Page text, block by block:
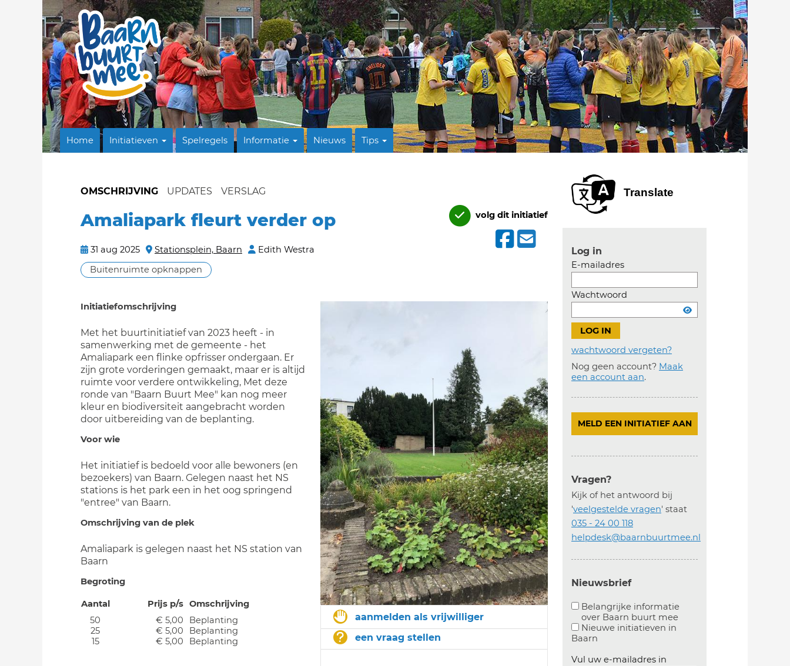
Home Initiatieven Spelregels Informatie Nieuws Tips
OMSCHRIJVING UPDATES VERSLAG
Amaliapark fleurt verder op
31 aug 2025 Stationsplein, Baarn
Edith Westra
Buitenruimte opknappen
volg dit initiatief
aanmelden als vrijwilliger
een vraag stellen
Initiatiefomschrijving
Met het buurtinitiatief van 2023 heeft - in
samenwerking met de gemeente - het
Amaliapark een flinke opfrisser ondergaan. Er
zijn grote vorderingen gemaakt, maar er is altijd
ruimte voor verdere ontwikkeling, Met deze
ronde van "Baarn Buurt Mee" kan nog meer
kleur en biodiversiteit aangebracht worden
door uitbereiding van de beplanting.
Voor wie
Het initiatief is bedoeld voor alle bewoners (en
bezoekers) van Baarn. Gelegen naast het NS
stations is het park een in het oog springend
"entree" van Baarn.
Omschrijving van de plek
Amaliapark is gelegen naast het NS station van
Baarn
Begroting
Aantal Prijs p/s Omschrijving
50
€ 5,00
Beplanting
25
€ 5,00
Beplanting
15
€ 5,00 Beplanting
Translate
Log in
E-mailadres
Wachtwoord
wachtwoord vergeten?
Nog geen account? Maak
een account aan.
MELD EEN INITIATIEF AAN
Vragen?
Kijk of het antwoord bij
'veelgestelde vragen' staat
035 - 24 00 118
helpdesk@baarnbuurtmee.nl
Nieuwsbrief
Belangrijke informatie
over Baarn buurt mee
Aanvinken om belangrijke informatie over
Nieuwe initiatieven in
Baarn
Vul uw e-mailadres in